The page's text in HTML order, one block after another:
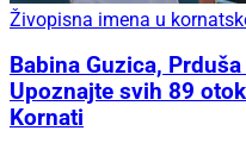
Živopisna imena u
Babina Guzica,
Upoznajte svih 89
Kornati